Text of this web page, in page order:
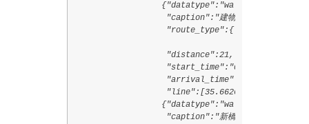
                  {"datatype":"walk",
                   "caption":"建物内",
                   "route_type":{"code":"2006",
                   "distance":21,
                   "start_time":"0918",
                   "arrival_time":"0918",
                  {"datatype":"walk",
                   "caption":"新橋駅",